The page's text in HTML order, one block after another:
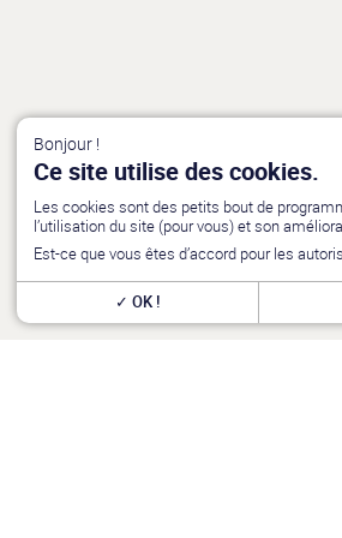
Bonjour !
Ce site utilise des cookies.
Les cookies sont des petits bout de
l’utilisation du site (pour vous) et son
Est-ce que vous êtes d’accord pour les
OK !